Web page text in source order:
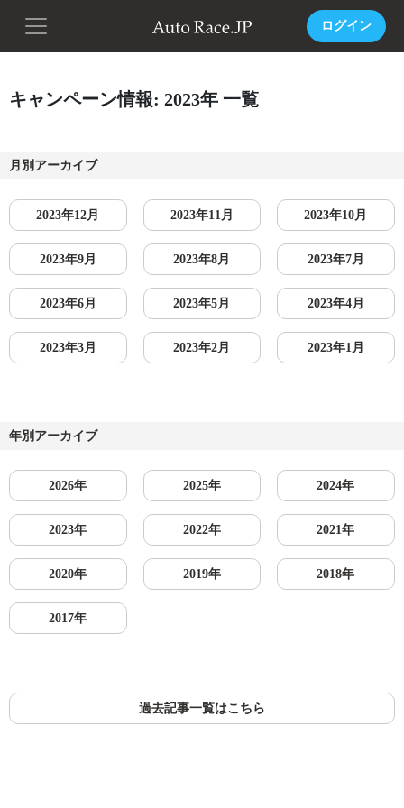
ログイン
キャンペーン情報: 2023年 一覧
月別アーカイブ
2023年12月 2023年11月 2023年10月
2023年9月 2023年8月 2023年7月
2023年6月 2023年5月 2023年4月
2023年3月 2023年2月 2023年1月
年別アーカイブ
2026年 2025年 2024年
2023年 2022年 2021年
2020年 2019年 2018年
2017年
過去記事一覧はこちら